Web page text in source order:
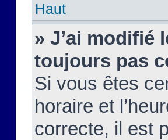
Haut
» J’ai modifié
toujours pas
Si vous êtes
horaire et
correcte, il est